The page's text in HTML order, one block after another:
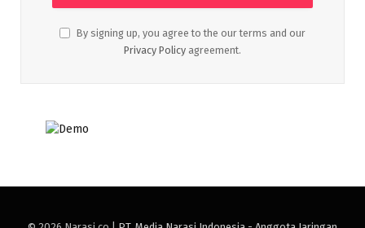
By signing up, you agree to the our terms and our
Privacy Policy agreement.